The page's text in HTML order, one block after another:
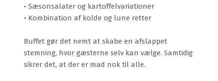
• Sæsonsalater og kartoffelvariationer
• Kombination af kolde og lune retter
Buffet gør det nemt at skabe en afslappet
stemning, hvor gæsterne selv kan vælge. Samtidig
sikrer det, at der er mad nok til alle.